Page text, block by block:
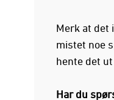
Merk at det
mistet noe
hente det
Har du